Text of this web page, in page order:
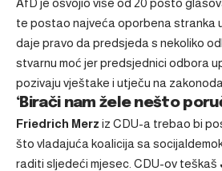
AfD je osvojio više od 20 posto
te postao najveća oporbena stranka
daje pravo da predsjeda s nekoliko
stvarnu moć jer predsjednici odbora
pozivaju vještake i utječu na
‘Birači nam žele nešto
Friedrich Merz iz CDU-a trebao bi
što vladajuća koalicija sa
raditi sljedeći mjesec. CDU-ov teškaš